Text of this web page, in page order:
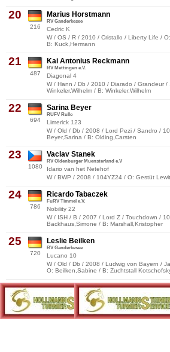
20
216
Marius Horstmann
RV Ganderkesee
Cedric K
W / OS / R / 2010 / Cristallo / Liberty Life /
B: Kuck,Hermann
21
487
Kai Antonius Reckmann
RV Mettingen e.V.
Diagonal 4
W / Hann / Db / 2010 / Diarado / Grandeur /
Winkeler,Wilhelm / B: Winkeler,Wilhelm
22
694
Sarina Beyer
RUFV Rulle
Limerick 123
W / Old / Db / 2008 / Lord Pezi / Sandro /
Beyer,Sarina / B: Olding,Carsten
23
1080
Vaclav Stanek
RV Oldenburger Muensterland e.V
Idario van het Netehof
W / BWP / 2008 / 104YZ24 / O: Gestüt
24
786
Ricardo Tabaczek
FuRV Timmel e.V.
Nobility 22
W / ISH / B / 2007 / Lord Z / Touchdown /
Backhaus,Simone / B: Marshall,Kristopher
25
720
Leslie Beilken
RV Ganderkesee
Lucano 10
W / Old / Db / 2008 / Ludwig von Bayern /
O: Beilken,Sabine / B: Zuchtstall